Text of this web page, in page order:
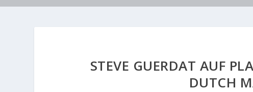
STEVE GUERDAT AUF
DUTCH